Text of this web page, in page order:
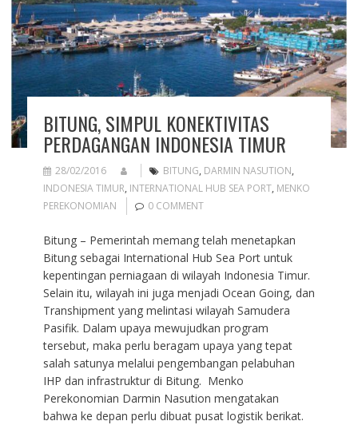
BITUNG, SIMPUL KONEKTIVITAS
PERDAGANGAN INDONESIA TIMUR
28/02/2016 BITUNG, DARMIN NASUTION,
INDONESIA TIMUR, INTERNATIONAL HUB SEA PORT, MENKO
PEREKONOMIAN
0 COMMENT
Bitung – Pemerintah memang telah menetapkan
Bitung sebagai International Hub Sea Port untuk
kepentingan perniagaan di wilayah Indonesia Timur.
Selain itu, wilayah ini juga menjadi Ocean Going, dan
Transhipment yang melintasi wilayah Samudera
Pasifik. Dalam upaya mewujudkan program
tersebut, maka perlu beragam upaya yang tepat
salah satunya melalui pengembangan pelabuhan
IHP dan infrastruktur di Bitung. Menko
Perekonomian Darmin Nasution mengatakan
bahwa ke depan perlu dibuat pusat logistik berikat.